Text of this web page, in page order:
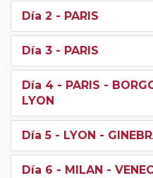
Día 2 - PARIS
Día 3 - PARIS
Día 4 - PARIS -
LYON
Día 5 - LYON -
Día 6 - MILAN -